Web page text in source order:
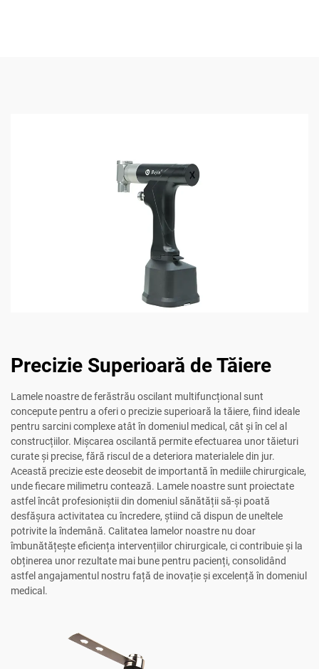
Precizie Superioară de Tăiere
Lamele noastre de ferăstrău oscilant multifuncțional sunt
concepute pentru a oferi o precizie superioară la tăiere, fiind ideale
pentru sarcini complexe atât în domeniul medical, cât și în cel al
construcțiilor. Mișcarea oscilantă permite efectuarea unor tăieturi
curate și precise, fără riscul de a deteriora materialele din jur.
Această precizie este deosebit de importantă în mediile chirurgicale,
unde fiecare milimetru contează. Lamele noastre sunt proiectate
astfel încât profesioniștii din domeniul sănătății să-și poată
desfășura activitatea cu încredere, știind că dispun de uneltele
potrivite la îndemână. Calitatea lamelor noastre nu doar
îmbunătățește eficiența intervențiilor chirurgicale, ci contribuie și la
obținerea unor rezultate mai bune pentru pacienți, consolidând
astfel angajamentul nostru față de inovație și excelență în domeniul
medical.